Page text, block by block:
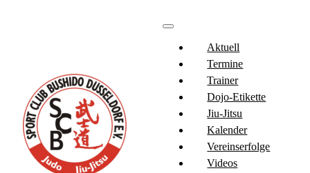
Aktuell
Termine
Trainer
Dojo-Etikette
Jiu-Jitsu
Kalender
Vereinserfolge
Videos